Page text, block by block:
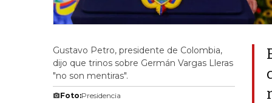
Gustavo Petro, presidente de Colombia,
dijo que trinos sobre Germán Vargas Lleras
"no son mentiras".
Foto:Presidencia